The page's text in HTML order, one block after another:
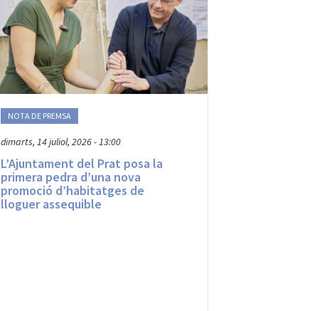
NOTA DE PREMSA
dimarts, 14 juliol, 2026 - 13:00
L’Ajuntament del Prat posa la
primera pedra d’una nova
promoció d’habitatges de
lloguer assequible